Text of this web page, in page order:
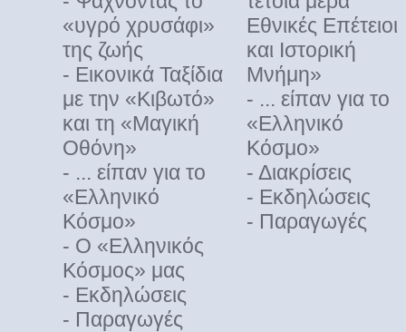
«υγρό χρυσάφι»
της ζωής
- Εικονικά Ταξίδια
με την «Κιβωτό»
και τη «Μαγική
Οθόνη»
- ... είπαν για το
«Eλληνικό
Kόσμο»
- Ο «Ελληνικός
Κόσμος» μας
- Εκδηλώσεις
- Παραγωγές
Eθνικές Eπέτειοι
και Iστορική
Mνήμη»
- ... είπαν για το
«Eλληνικό
Kόσμο»
- Διακρίσεις
- Εκδηλώσεις
- Παραγωγές